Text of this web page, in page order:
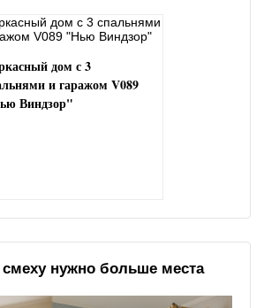
дом с 3
и гаражом V089
Виндзор"
нужно больше места